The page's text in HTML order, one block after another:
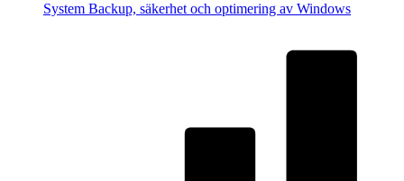
System Backup, säkerhet och optimering av Windows